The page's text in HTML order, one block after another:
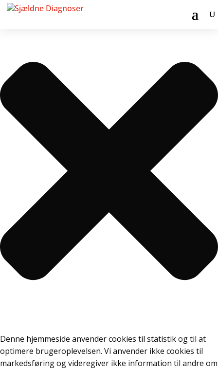
Administrer samtykke til cookies
Denne hjemmeside anvender cookies til statistik og til at
optimere brugeroplevelsen. Vi anvender ikke cookies til
markedsføring og videregiver ikke information til andre om